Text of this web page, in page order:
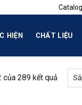
HIỆN CHẤT LIỆU
của 289 kết quả